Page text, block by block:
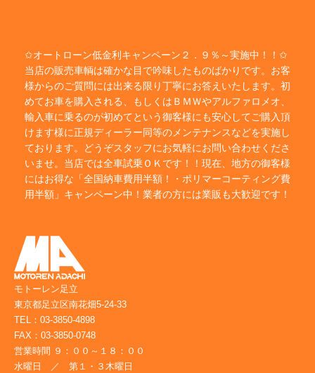
✩オートローン低金利キャンペーン２．９％～実施中！！✩
当店の販売車輌は確かな目で吟味したものばかりです。お客
様からのご質問には出来る限り丁寧にお答えいたします。初
めてお車を購入される、もしくはＢＭＷやアルファロメオ、
輸入車に乗るのが初めてという御客様にも安心してご購入頂
けます様に正規ディーラー同等のメンテナンスなどを実施し
ております。どうぞスタッフにお気軽にお問い合わせくださ
いませ。当店では全車試乗ＯＫです！！現在、地方の御客様
にはお得な「全国納車費用半額！・ポリマーコーティング費
用半額」キャンペーン中！業者の方には業販も大歓迎です！
モトーレン足立
東京都足立区南花畑5-24-33
TEL：03-3850-4898
FAX：03-3850-0748
営業時間 ９：００～１８：００
水曜日 ／ 第１・３木曜日